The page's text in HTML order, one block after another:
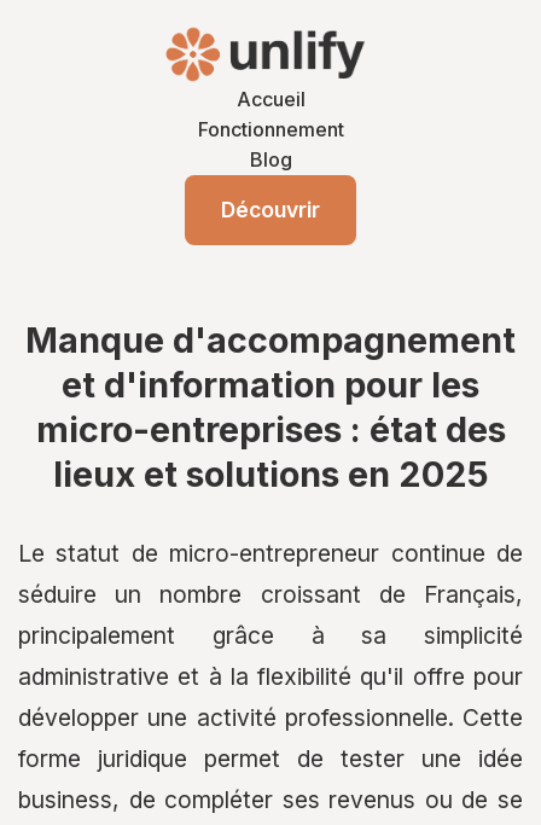
Accueil
Fonctionnement
Blog
Découvrir
Manque d'accompagnement
et d'information pour les
micro-entreprises : état des
lieux et solutions en 2025
Le statut de micro-entrepreneur continue de
séduire un nombre croissant de Français,
principalement grâce à sa simplicité
administrative et à la flexibilité qu'il offre pour
développer une activité professionnelle. Cette
forme juridique permet de tester une idée
business, de compléter ses revenus ou de se